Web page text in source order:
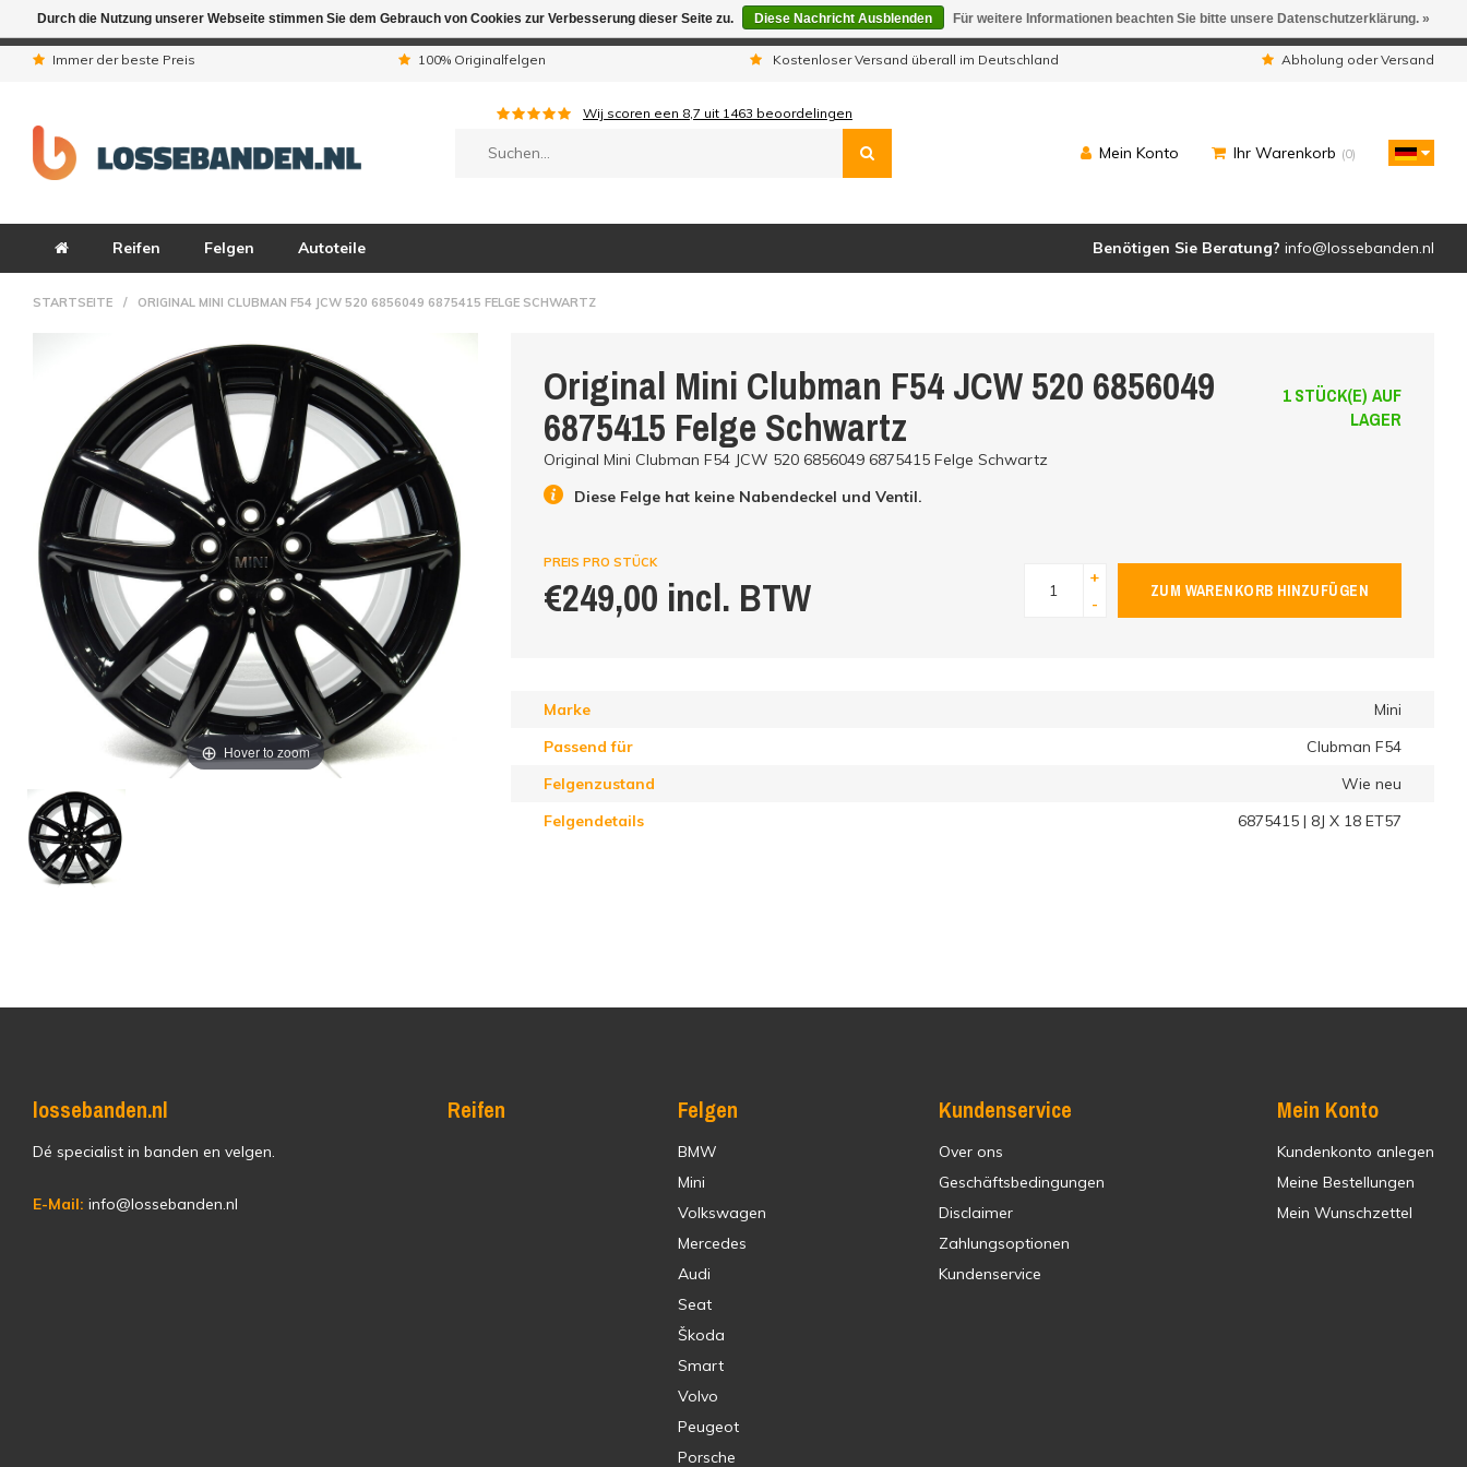
Immer der beste Preis 100% Originalfelgen Kostenloser Versand überall im Deutschland Abholung oder Versand
Wij scoren een 8,7 uit 1463 beoordelingen
Mein Konto Ihr Warenkorb (0)
Reifen Felgen Autoteile Benötigen Sie Beratung? info@lossebanden.nl
STARTSEITE / ORIGINAL MINI CLUBMAN F54 JCW 520 6856049 6875415 FELGE SCHWARTZ
Hover to zoom
Original Mini Clubman F54 JCW 520 6856049
6875415 Felge Schwartz
1 STÜCK(E) AUF
LAGER
Original Mini Clubman F54 JCW 520 6856049 6875415 Felge Schwartz
Diese Felge hat keine Nabendeckel und Ventil.
PREIS PRO STÜCK
€249,00 incl. BTW
+
-
ZUM WARENKORB HINZUFÜGEN
Marke
Mini
Passend für
Clubman F54
Felgenzustand
Wie neu
Felgendetails
6875415 | 8J X 18 ET57
lossebanden.nl
Dé specialist in banden en velgen.
E-Mail: info@lossebanden.nl
Reifen Felgen
BMW
Mini
Volkswagen
Mercedes
Audi
Seat
Škoda
Smart
Volvo
Peugeot
Porsche
Kundenservice
Over ons
Geschäftsbedingungen
Disclaimer
Zahlungsoptionen
Kundenservice
Mein Konto
Kundenkonto anlegen
Meine Bestellungen
Mein Wunschzettel
Durch die Nutzung unserer Webseite stimmen Sie dem Gebrauch von Cookies zur Verbesserung dieser Seite zu. Diese Nachricht Ausblenden Für weitere Informationen beachten Sie bitte unsere Datenschutzerklärung. »
Aufgrund der Ferientagen sind wir telefonisch nicht erreichbar. Aufgegebene Bestellungen werden geliefert.